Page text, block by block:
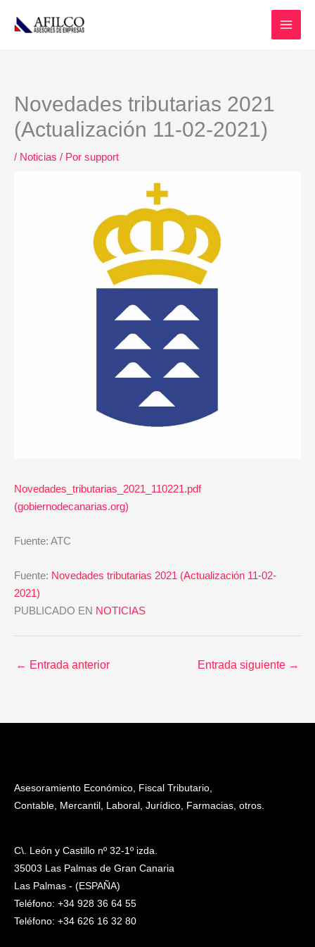
Novedades tributarias 2021
(Actualización 11-02-2021)
/ Noticias / Por support
Novedades_tributarias_2021_110221.pdf
(gobiernodecanarias.org)
Fuente: ATC
Fuente: Novedades tributarias 2021 (Actualización 11-02-
2021)
PUBLICADO EN NOTICIAS
← Entrada anterior Entrada siguiente →
Asesoramiento Económico, Fiscal Tributario,
Contable, Mercantil, Laboral, Jurídico, Farmacias, otros.
C\. León y Castillo nº 32-1º izda.
35003 Las Palmas de Gran Canaria
Las Palmas - (ESPAÑA)
Teléfono: +34 928 36 64 55
Teléfono: +34 626 16 32 80